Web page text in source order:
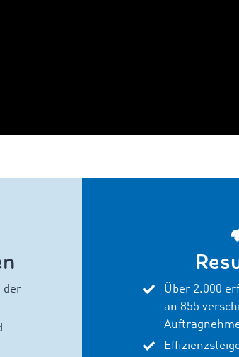
der
Über 2.000
an 855